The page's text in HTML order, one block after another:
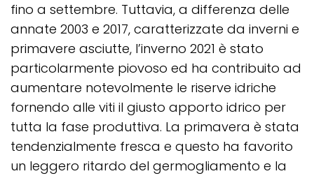
fino a settembre. Tuttavia, a differenza delle
annate 2003 e 2017, caratterizzate da inverni e
primavere asciutte, l’inverno 2021 è stato
particolarmente piovoso ed ha contribuito ad
aumentare notevolmente le riserve idriche
fornendo alle viti il giusto apporto idrico per
tutta la fase produttiva. La primavera è stata
tendenzialmente fresca e questo ha favorito
un leggero ritardo del germogliamento e la